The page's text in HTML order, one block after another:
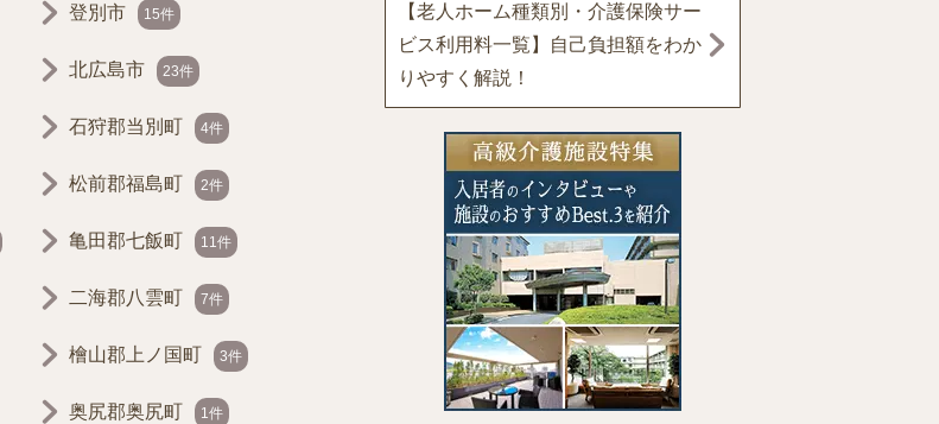
登別市 15件
北広島市 23件
石狩郡当別町 4件
松前郡福島町 2件
亀田郡七飯町 11件
二海郡八雲町 7件
檜山郡上ノ国町 3件
奥尻郡奥尻町 1件
【老人ホーム種類別・介護保険サー
ビス利用料一覧】自己負担額をわか
りやすく解説！